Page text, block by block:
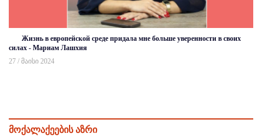
Жизнь в европейской среде придала мне больше уверенности в своих
силах - Мариам Лашхия
27 / მაისი 2024
მოქალაქეების აზრი